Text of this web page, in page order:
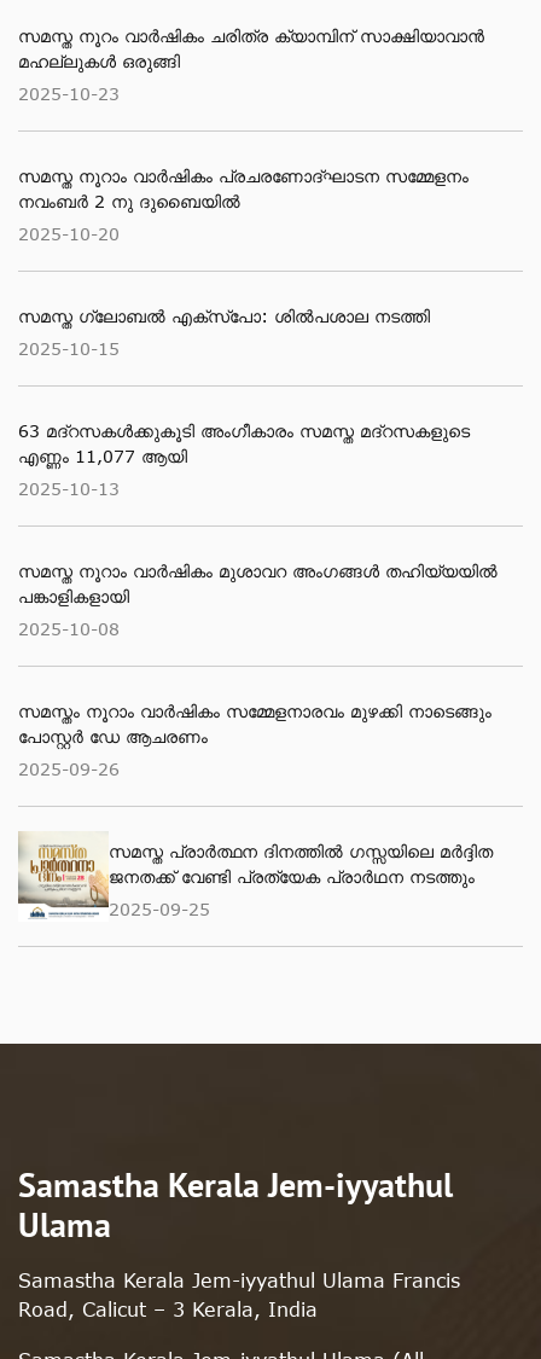
സമസ്ത നൂറം വാര്‍ഷികം ചരിത്ര ക്യാമ്പിന് സാക്ഷിയാവാന്‍
മഹല്ലുകള്‍ ഒരുങ്ങി
2025-10-23
സമസ്ത നൂറാം വാർഷികം പ്രചരണോദ്ഘാടന സമ്മേളനം
നവംബർ 2 നു ദുബൈയിൽ
2025-10-20
സമസ്ത ഗ്ലോബൽ എക്സ്പോ: ശിൽപശാല നടത്തി
2025-10-15
63 മദ്റസകള്‍ക്കുകൂടി അംഗീകാരം സമസ്ത മദ്റസകളുടെ
എണ്ണം 11,077 ആയി
2025-10-13
സമസ്ത നൂറാം വാർഷികം മുശാവറ അംഗങ്ങൾ തഹിയ്യയിൽ
പങ്കാളികളായി
2025-10-08
സമസ്തം നൂറാം വാർഷികം സമ്മേളനാരവം മുഴക്കി നാടെങ്ങും
പോസ്റ്റർ ഡേ ആചരണം
2025-09-26
സമസ്ത പ്രാർത്ഥന ദിനത്തിൽ ഗസ്സയിലെ മർദ്ദിത
ജനതക്ക് വേണ്ടി പ്രത്യേക പ്രാർഥന നടത്തും
2025-09-25
Samastha Kerala Jem-iyyathul
Ulama
Samastha Kerala Jem-iyyathul Ulama Francis
Road, Calicut – 3 Kerala, India